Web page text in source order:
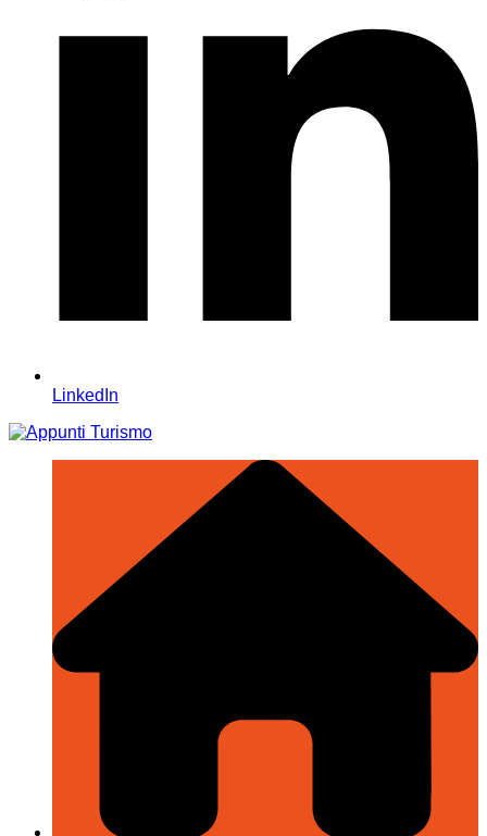
LinkedIn